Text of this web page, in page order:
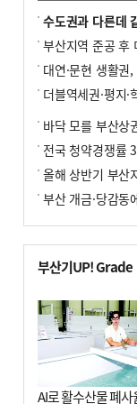
올해 상반기 부산
부산기UP! Grade
AI로 활수산물 폐사